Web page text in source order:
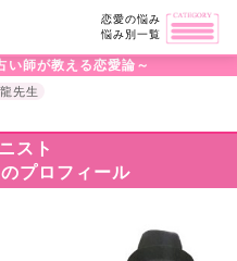
恋愛の悩み
悩み別一覧
い師が教える恋愛論～
先生
スト
プロフィール